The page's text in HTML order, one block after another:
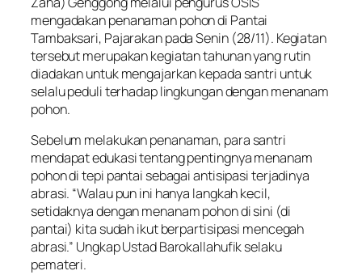
mengadakan penanaman pohon di Pantai
Tambaksari, Pajarakan pada Senin (28/11). Kegiatan
tersebut merupakan kegiatan tahunan yang rutin
diadakan untuk mengajarkan kepada santri untuk
selalu peduli terhadap lingkungan dengan menanam
pohon.
Sebelum melakukan penanaman, para santri
mendapat edukasi tentang pentingnya menanam
pohon di tepi pantai sebagai antisipasi terjadinya
abrasi. “Walau pun ini hanya langkah kecil,
setidaknya dengan menanam pohon di sini (di
pantai) kita sudah ikut berpartisipasi mencegah
abrasi.” Ungkap Ustad Barokallahufik selaku
pemateri.